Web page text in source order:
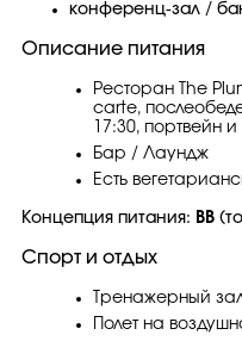
конференц-зал /
Описание питания
Ресторан The
carte,
17:30, портвейн
Бар / Лаундж
Есть
Концепция питания: ВВ
Спорт и отдых
Тренажерный
Полет на